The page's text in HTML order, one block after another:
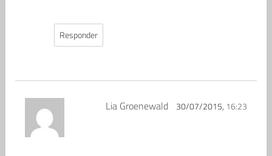
Responder
Lia Groenewald 30/07/2015, 16:23